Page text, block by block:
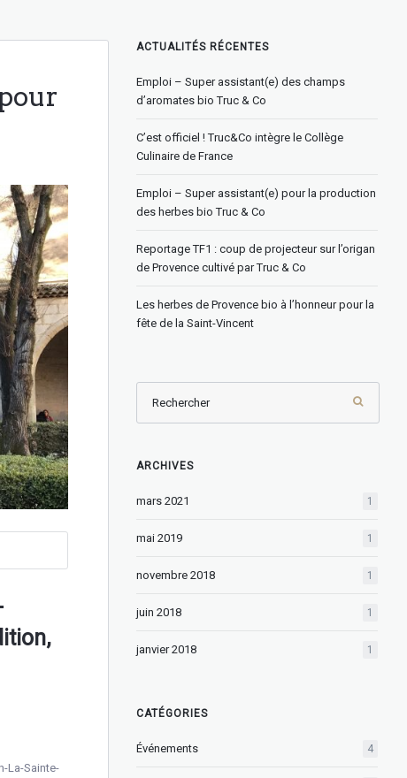
La-Sainte-
ACTUALITÉS RÉCENTES
Emploi – Super assistant(e) des champs
d’aromates bio Truc & Co
C’est officiel ! Truc&Co intègre le Collège
Culinaire de France
Emploi – Super assistant(e) pour la production
des herbes bio Truc & Co
Reportage TF1 : coup de projecteur sur l’origan
de Provence cultivé par Truc & Co
Les herbes de Provence bio à l’honneur pour la
fête de la Saint-Vincent
ARCHIVES
mars 2021 1
mai 2019 1
novembre 2018 1
juin 2018 1
janvier 2018 1
CATÉGORIES
Événements 4